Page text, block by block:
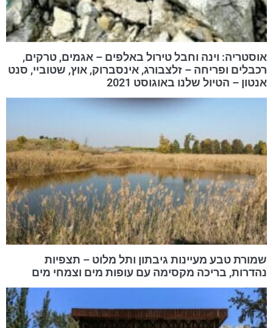
אוסטריה: וינה וחבל טירול באלפים – אגמים, טרקים,
רכבלים ופריחה – זלצבורג, אינסברוק, אוץ, שטוביי, סנט
אנטון – הטיול שלנו באוגוסט 2021
שמורת טבע מעיינות גיבתון ותל מלוט – תצפיות
נהדרות, בריכה מקסימה עם עופות מים וצמחי מים